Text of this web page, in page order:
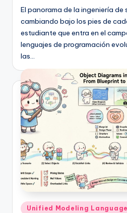
El panorama de la ingeniería
cambiando bajo los pies de
estudiante que entra en el
lenguajes de programación
las…
Publicado
Unified Modeling Language